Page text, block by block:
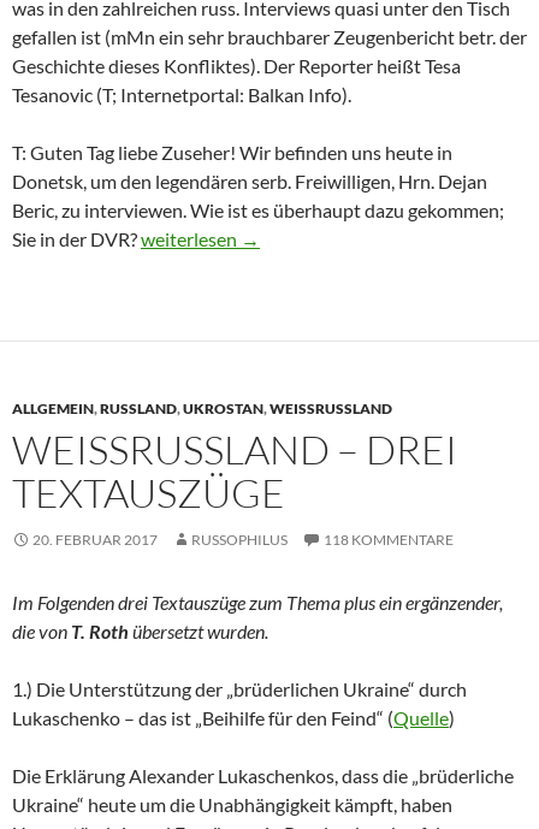
was in den zahlreichen russ. Interviews quasi unter den Tisch
gefallen ist (mMn ein sehr brauchbarer Zeugenbericht betr. der
Geschichte dieses Konfliktes). Der Reporter heißt Tesa
Tesanovic (T; Internetportal: Balkan Info).
T: Guten Tag liebe Zuseher! Wir befinden uns heute in
Donetsk, um den legendären serb. Freiwilligen, Hrn. Dejan
Beric, zu interviewen. Wie ist es überhaupt dazu gekommen;
Sie in der DVR?Bericht eines Serben aus dem Donbass (1)
weiterlesen →
ALLGEMEIN,RUSSLAND,UKROSTAN,WEISSRUSSLAND
WEISSRUSSLAND – DREI T
EXTAUSZÜGE
20. FEBRUAR 2017 RUSSOPHILUS 118 KOMMENTARE
Im Folgenden drei Textauszüge zum Thema plus ein ergänzender,
die von T. Roth übersetzt wurden.
1.) Die Unterstützung der „brüderlichen Ukraine“ durch
Lukaschenko – das ist „Beihilfe für den Feind“ (Quelle)
Die Erklärung Alexander Lukaschenkos, dass die „brüderliche
Ukraine“ heute um die Unabhängigkeit kämpft, haben